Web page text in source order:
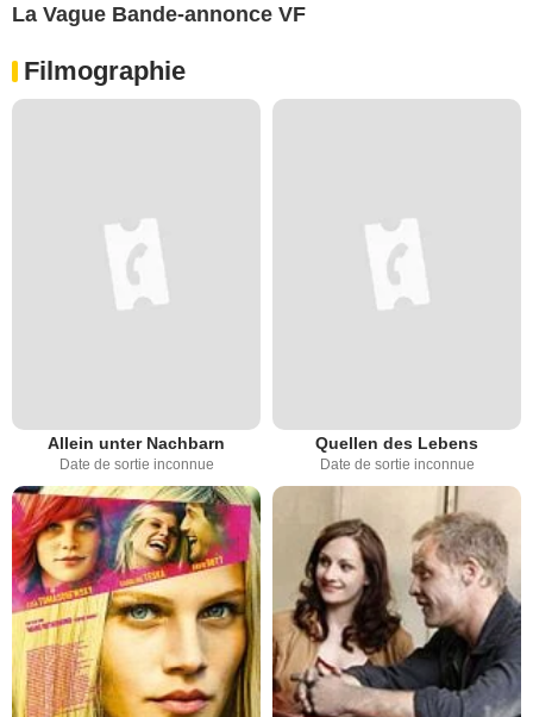
La Vague Bande-annonce VF
Filmographie
Allein unter Nachbarn
Date de sortie inconnue
Quellen des Lebens
Date de sortie inconnue